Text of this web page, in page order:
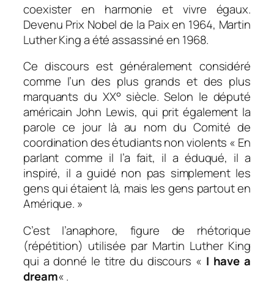
coexister en harmonie et vivre égaux.
Devenu Prix Nobel de la Paix en 1964, Martin
Luther King a été assassiné en 1968.
Ce discours est généralement considéré
comme l’un des plus grands et des plus
marquants du XX° siècle. Selon le député
américain John Lewis, qui prit également la
parole ce jour là au nom du Comité de
coordination des étudiants non violents « En
parlant comme il l’a fait, il a éduqué, il a
inspiré, il a guidé non pas simplement les
gens qui étaient là, mais les gens partout en
Amérique. »
C’est l’anaphore, figure de rhétorique
(répétition) utilisée par Martin Luther King
qui a donné le titre du discours « I have a
dream« .